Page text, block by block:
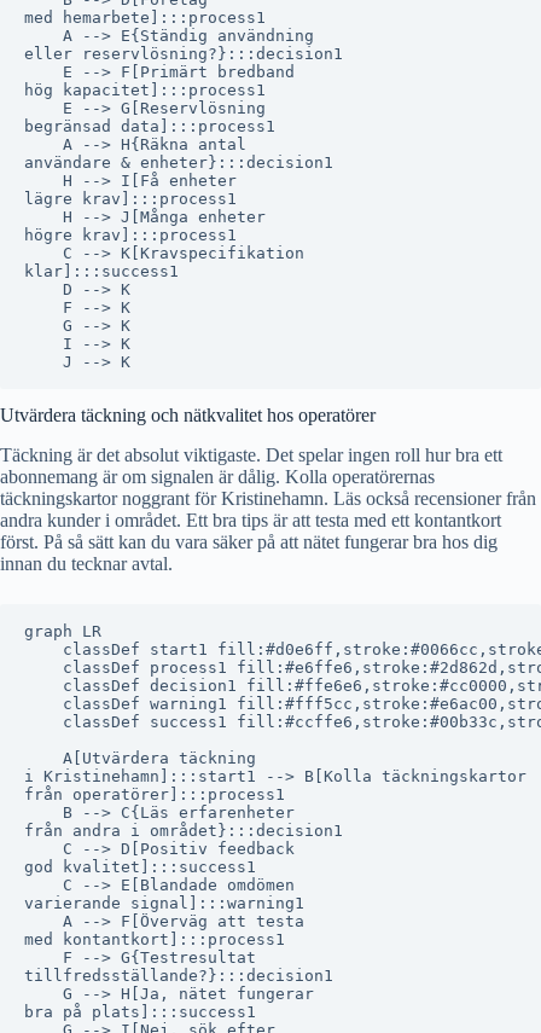
med hemarbete]:::process1
    A --> E{Ständig användning
eller reservlösning?}:::decision1
    E --> F[Primärt bredband
hög kapacitet]:::process1
    E --> G[Reservlösning
begränsad data]:::process1
    A --> H{Räkna antal
användare & enheter}:::decision1
    H --> I[Få enheter
lägre krav]:::process1
    H --> J[Många enheter
högre krav]:::process1
    C --> K[Kravspecifikation
klar]:::success1
    D --> K
    F --> K
    G --> K
    I --> K
Utvärdera täckning och nätkvalitet hos operatörer
Täckning är det absolut viktigaste. Det spelar ingen roll hur bra ett
abonnemang är om signalen är dålig. Kolla operatörernas
täckningskartor noggrant för Kristinehamn. Läs också recensioner från
andra kunder i området. Ett bra tips är att testa med ett kontantkort
först. På så sätt kan du vara säker på att nätet fungerar bra hos dig
innan du tecknar avtal.
graph LR
classDef start1
classDef process1
classDef decision1
classDef warning1
classDef success1
    A[Utvärdera täckning
i Kristinehamn]:::start1 --> B[Kolla täckningskartor
från operatörer]:::process1
    B --> C{Läs erfarenheter
från andra i området}:::decision1
    C --> D[Positiv feedback
god kvalitet]:::success1
    C --> E[Blandade omdömen
varierande signal]:::warning1
    A --> F[Överväg att testa
med kontantkort]:::process1
    F --> G{Testresultat
tillfredsställande?}:::decision1
    G --> H[Ja, nätet fungerar
bra på plats]:::success1